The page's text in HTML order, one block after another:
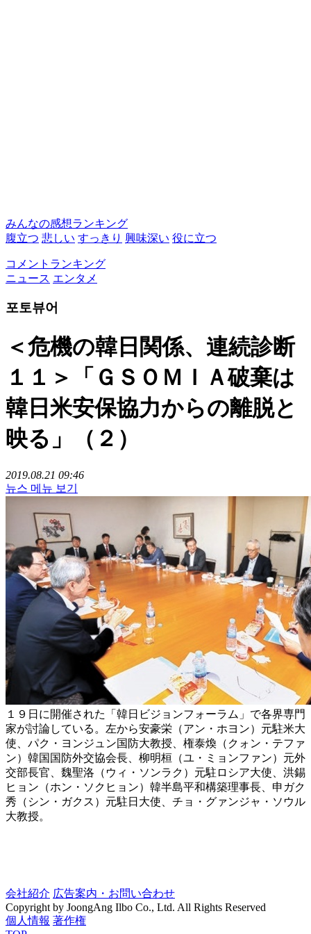
みんなの感想ランキング
腹立つ 悲しい すっきり 興味深い 役に立つ
コメントランキング
ニュース エンタメ
포토뷰어
＜危機の韓日関係、連続診断
１１＞「ＧＳＯＭＩＡ破棄は
韓日米安保協力からの離脱と
映る」（２）
2019.08.21 09:46
뉴스 메뉴 보기
１９日に開催された「韓日ビジョンフォーラム」で各界専門
家が討論している。左から安豪栄（アン・ホヨン）元駐米大
使、パク・ヨンジュン国防大教授、権泰煥（クォン・テファ
ン）韓国国防外交協会長、柳明桓（ユ・ミョンファン）元外
交部長官、魏聖洛（ウィ・ソンラク）元駐ロシア大使、洪錫
ヒョン（ホン・ソクヒョン）韓半島平和構築理事長、申ガク
秀（シン・ガクス）元駐日大使、チョ・グァンジャ・ソウル
大教授。
会社紹介 広告案内・お問い合わせ
Copyright by JoongAng Ilbo Co., Ltd. All Rights Reserved
個人情報 著作権